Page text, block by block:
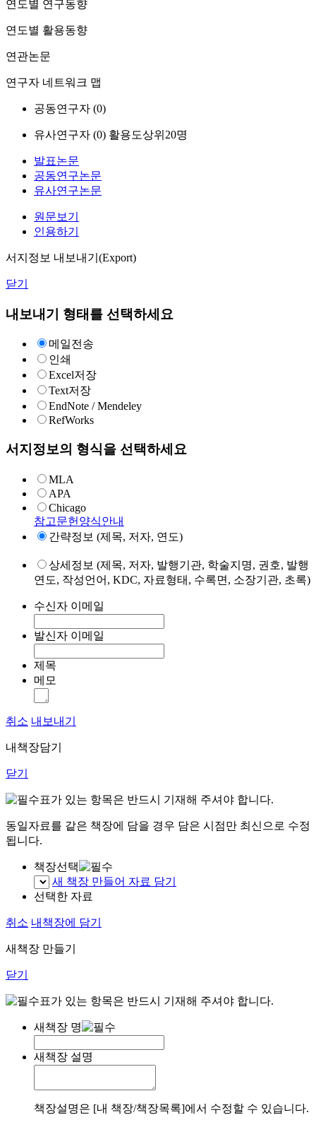
연도별 연구동향
연도별 활용동향
연관논문
연구자 네트워크 맵
공동연구자 (0)
유사연구자 (0) 활용도상위20명
발표논문
공동연구논문
유사연구논문
원문보기
인용하기
서지정보 내보내기(Export)
닫기
내보내기 형태를 선택하세요
메일전송
인쇄
Excel저장
Text저장
EndNote / Mendeley
RefWorks
서지정보의 형식을 선택하세요
MLA
APA
Chicago
참고문헌양식안내
간략정보 (제목, 저자, 연도)
상세정보 (제목, 저자, 발행기관, 학술지명, 권호, 발행
연도, 작성언어, KDC, 자료형태, 수록면, 소장기관, 초록)
수신자 이메일
발신자 이메일
제목
메모
취소 내보내기
내책장담기
닫기
표가 있는 항목은 반드시 기재해 주셔야 합니다.
동일자료를 같은 책장에 담을 경우 담은 시점만 최신으로 수정
됩니다.
책장선택
새 책장 만들어 자료 담기
선택한 자료
취소 내책장에 담기
새책장 만들기
닫기
표가 있는 항목은 반드시 기재해 주셔야 합니다.
새책장 명
새책장 설명
책장설명은 [내 책장/책장목록]에서 수정할 수 있습니다.